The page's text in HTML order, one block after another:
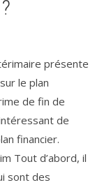
présente
le plan
de fin de
de
financier.
Tout d’abord, il
sont des